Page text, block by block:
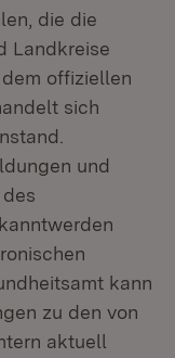
die die
Landkreise
offiziellen
sich
und
kann
zu den von
aktuell